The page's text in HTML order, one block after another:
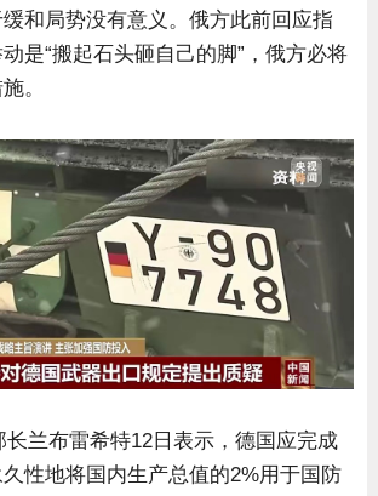
和局势没有意义。俄方此前回应指
是“搬起石头砸自己的脚”，俄方必将
。
长兰布雷希特12日表示，德国应完成
性地将国内生产总值的2%用于国防